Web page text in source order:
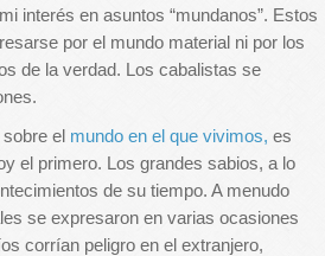
interés en asuntos “mundanos”. Estos
por el mundo material ni por los
de la verdad. Los cabalistas se
el mundo en el que vivimos, es
el primero. Los grandes sabios, a lo
de su tiempo. A menudo
se expresaron en varias ocasiones
corrían peligro en el extranjero,